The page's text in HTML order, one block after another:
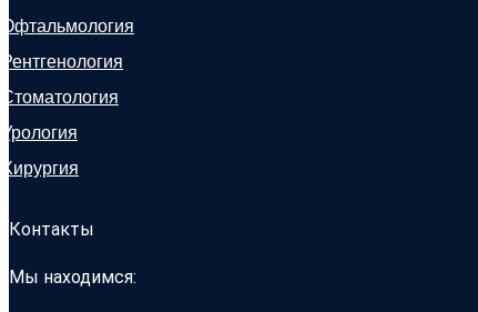
Офтальмология
Рентгенология
Стоматология
Урология
Хирургия
Контакты
Мы находимся: